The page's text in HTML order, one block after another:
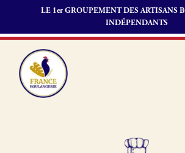
LE 1er GROUPEMENT DES ARTISANS
INDÉPENDANTS